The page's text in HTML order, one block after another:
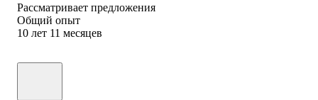
Рассматривает предложения
Общий опыт
10 лет 11 месяцев